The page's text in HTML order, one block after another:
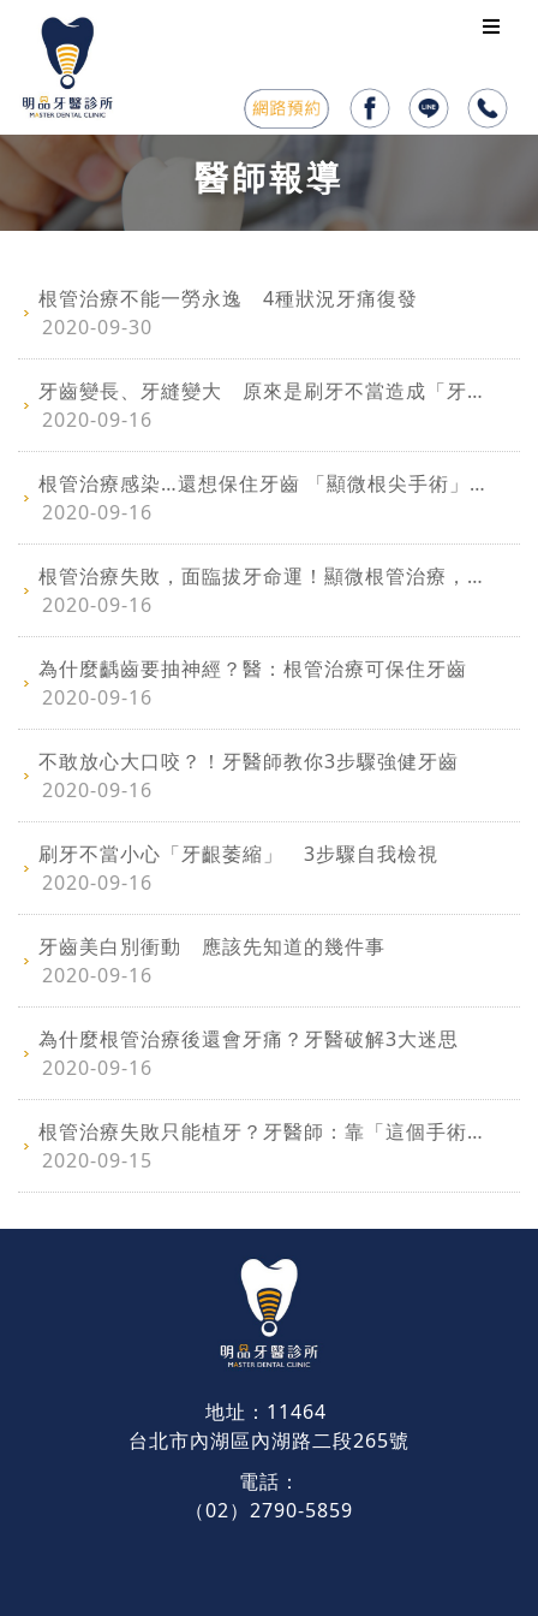
醫師報導
根管治療不能一勞永逸 4種狀況牙痛復發
2020-09-30
牙齒變長、牙縫變大 原來是刷牙不當造成「牙齦萎縮」
2020-09-16
根管治療感染…還想保住牙齒 「顯微根尖手術」是最後機會
2020-09-16
根管治療失敗，面臨拔牙命運！顯微根管治療，保住珍貴的自然牙
2020-09-16
為什麼齲齒要抽神經？醫：根管治療可保住牙齒
2020-09-16
不敢放心大口咬？！牙醫師教你3步驟強健牙齒
2020-09-16
刷牙不當小心「牙齦萎縮」 3步驟自我檢視
2020-09-16
牙齒美白別衝動 應該先知道的幾件事
2020-09-16
為什麼根管治療後還會牙痛？牙醫破解3大迷思
2020-09-16
根管治療失敗只能植牙？牙醫師：靠「這個手術」費用僅1∕3...還能保留自然牙
2020-09-15
地址：11464
台北市內湖區內湖路二段265號
電話：
（02）2790-5859